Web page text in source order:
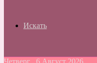
Искать
Четверг , 6 Август 2026